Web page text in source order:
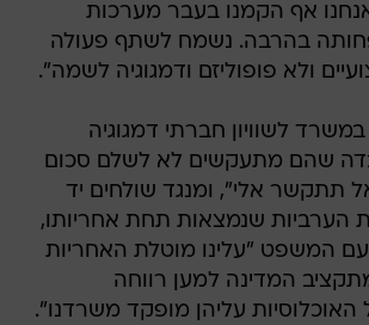
אף הקמנו בעבר מערכות
בהרבה. נשמח לשתף פעולה
ולא פופוליזם ודמגוגיה לשמה".
לשוויון חברתי דמגוגיה
שהם מתעקשים לא לשלם סכום
תתקשר אלי", ומנגד שולחים יד
הערביות שנמצאות תחת אחריותו,
המשפט "עלינו מוטלת האחריות
המדינה למען רווחה
עליהן מופקד משרדנו".